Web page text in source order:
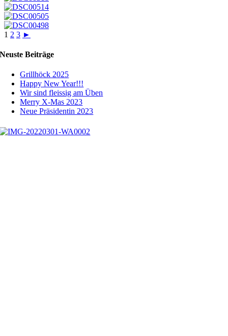
1 2 3 ►
Neuste Beiträge
Grillhöck 2025
Happy New Year!!!
Wir sind fleissig am Üben
Merry X-Mas 2023
Neue Präsidentin 2023